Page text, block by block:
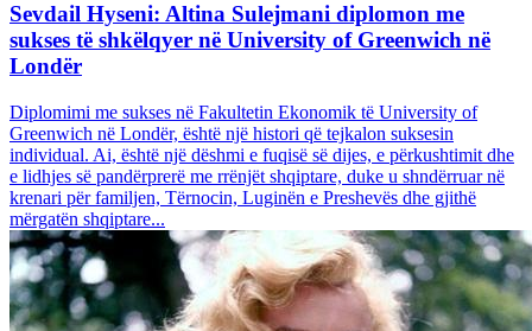
Sevdail Hyseni: Altina Sulejmani diplomon me
sukses të shkëlqyer në University of Greenwich në
Londër
Diplomimi me sukses në Fakultetin Ekonomik të University of
Greenwich në Londër, është një histori që tejkalon suksesin
individual. Ai, është një dëshmi e fuqisë së dijes, e përkushtimit dhe
e lidhjes së pandërprerë me rrënjët shqiptare, duke u shndërruar në
krenari për familjen, Tërnocin, Luginën e Preshevës dhe gjithë
mërgatën shqiptare...